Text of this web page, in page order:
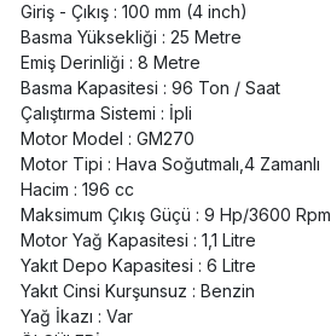
Giriş - Çıkış : 100 mm (4 inch)
Basma Yüksekliği : 25 Metre
Emiş Derinliği : 8 Metre
Basma Kapasitesi : 96 Ton / Saat
Çalıştırma Sistemi : İpli
Motor Model : GM270
Motor Tipi : Hava Soğutmalı,4 Zamanlı
Hacim : 196 cc
Maksimum Çıkış Güçü : 9 Hp/3600 Rpm
Motor Yağ Kapasitesi : 1,1 Litre
Yakıt Depo Kapasitesi : 6 Litre
Yakıt Cinsi Kurşunsuz : Benzin
Yağ İkazı : Var